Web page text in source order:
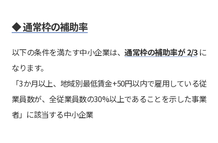
◆ 通常枠の補助率
以下の条件を満たす中小企業は、通常枠の補助率が 2/3に
なります。
「3か月以上、地域別最低賃金+50円以内で雇用している従
業員数が、全従業員数の30%以上であることを示した事業
者」に該当する中小企業